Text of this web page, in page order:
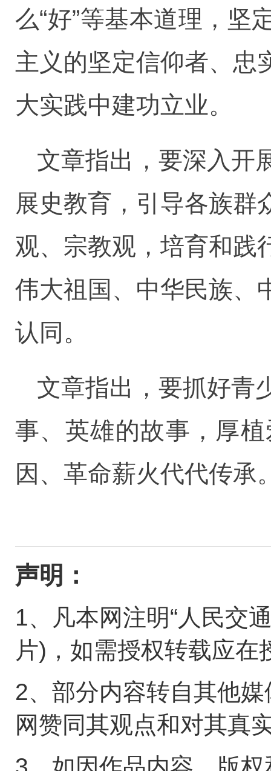
么“好”等基本道理，坚
主义的坚定信仰者、忠
大实践中建功立业。
文章指出，要深入开
展史教育，引导各族群
观、宗教观，培育和践
伟大祖国、中华民族、
认同。
文章指出，要抓好青
事、英雄的故事，厚
因、革命薪火代代传承
声明：
1、凡本网注明“人民交
片)，如需授权转载应
2、部分内容转自其他
网赞同其观点和对其真